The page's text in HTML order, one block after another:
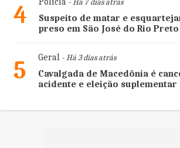
4
Suspeito de matar e
preso em São José do Rio Preto
5 Geral- Há 3 dias atrás
Cavalgada de Macedônia é
acidente e eleição suplementar